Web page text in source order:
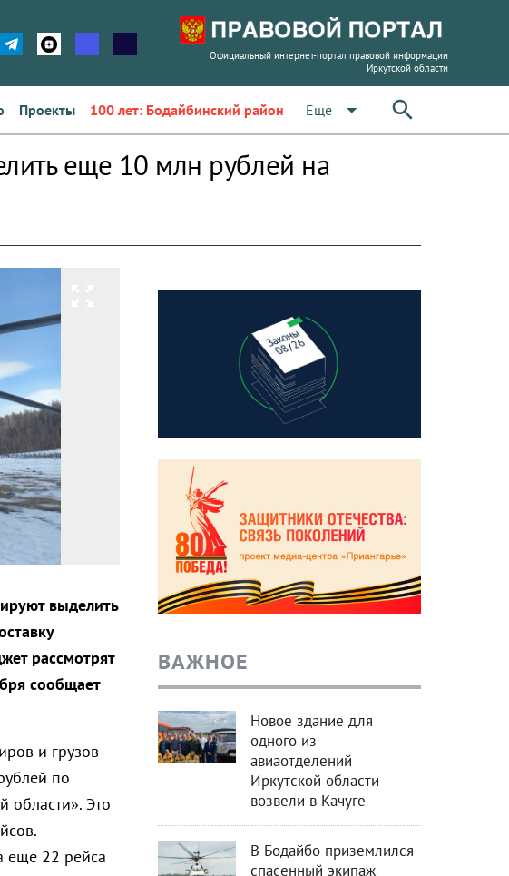
Официальный интернет-портал правовой информации
Иркутской области
Проекты 100 лет: Бодайбинский район Еще arrow_drop_down
еще 10 млн рублей на
выделить
рассмотрят
сообщает
и грузов
по
области». Это
еще 22 рейса
ВАЖНОЕ
Новое здание для
одного из
авиаотделений
Иркутской области
возвели в Качуге
В Бодайбо приземлился
спасенный экипаж